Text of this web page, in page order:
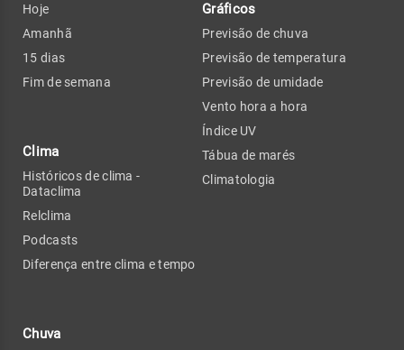
Hoje
Amanhã
15 dias
Fim de semana
Clima
Históricos de clima -
Dataclima
Relclima
Podcasts
Diferença entre clima e tempo
Chuva
Gráficos
Previsão de chuva
Previsão de temperatura
Previsão de umidade
Vento hora a hora
Índice UV
Tábua de marés
Climatologia